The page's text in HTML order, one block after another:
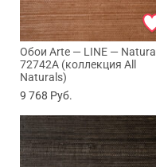
Обои Arte — LINE — Natural
72742A (коллекция All
Naturals)
9 768 Руб.